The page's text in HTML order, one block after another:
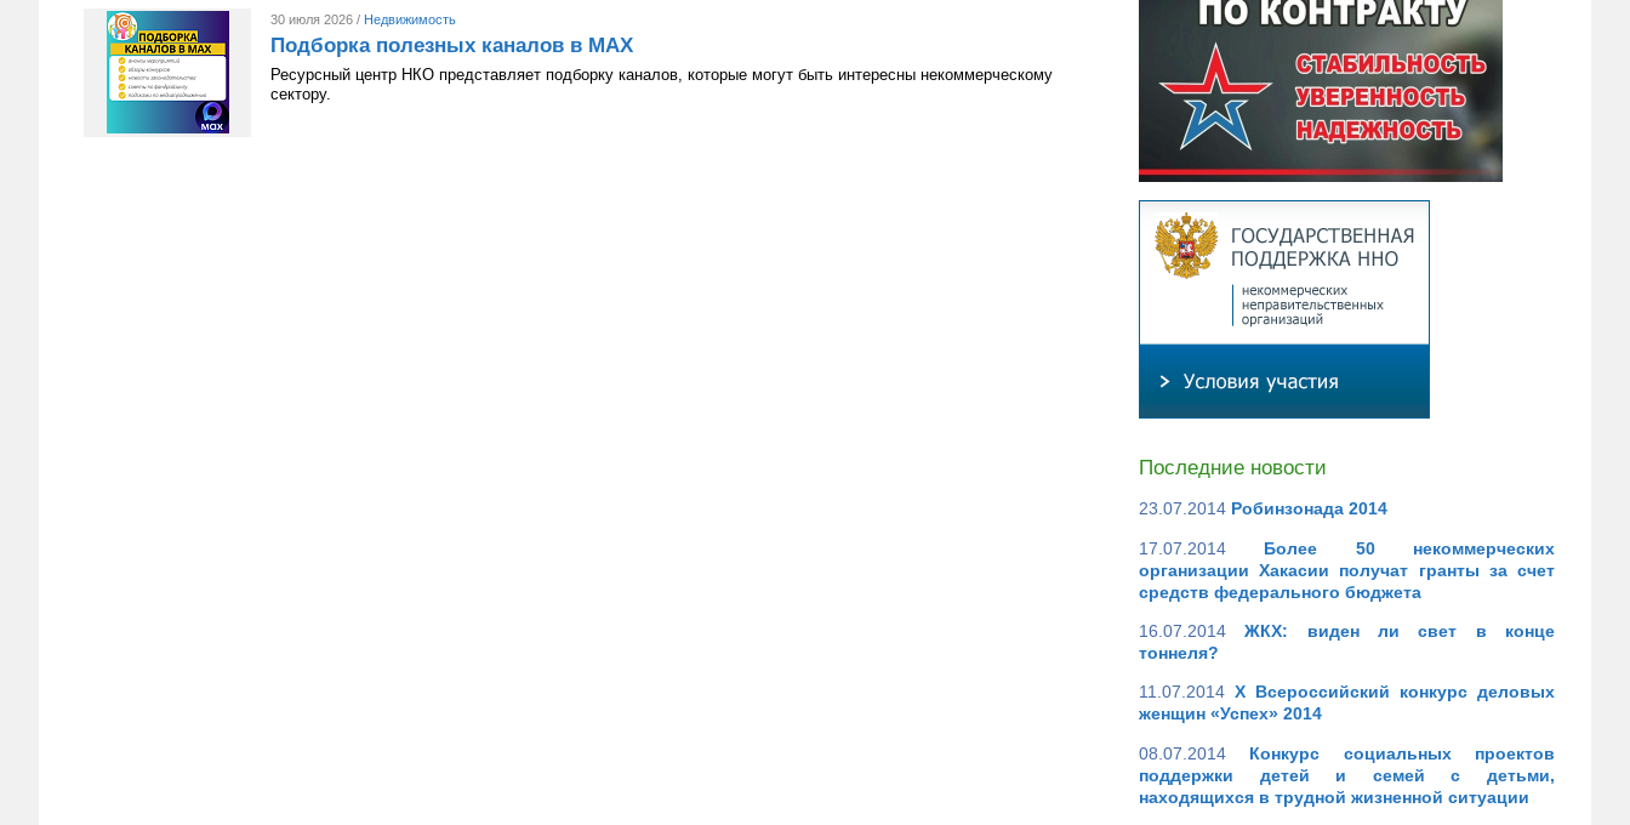
30 июля 2026 / Недвижимость
Подборка полезных каналов в МАХ
Ресурсный центр НКО представляет подборку каналов, которые могут быть интересны некоммерческому
сектору.
Последние новости
23.07.2014 Робинзонада 2014
17.07.2014
Более 50 некоммерческих
организации Хакасии получат гранты за счет
средств федерального бюджета
16.07.2014
ЖКХ: виден ли свет в конце
тоннеля?
11.07.2014 X Всероссийский конкурс деловых
женщин «Успех» 2014
08.07.2014
Конкурс социальных проектов
поддержки детей и семей с детьми,
находящихся в трудной жизненной ситуации